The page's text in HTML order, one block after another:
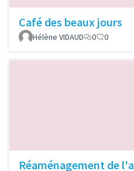
Café des beaux jours
Hélène VIDAUD
0 0
Réaménagement de